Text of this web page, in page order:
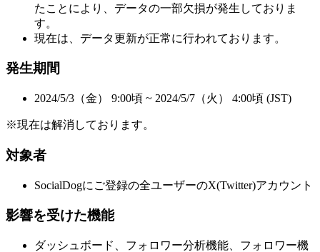
たことにより、データの一部欠損が発生しておりま
す。
現在は、データ更新が正常に行われております。
発生期間
2024/5/3（金） 9:00頃 ~ 2024/5/7（火） 4:00頃 (JST)
※現在は解消しております。
対象者
SocialDogにご登録の全ユーザーのX(Twitter)アカウント
影響を受けた機能
ダッシュボード、フォロワー分析機能、フォロワー機